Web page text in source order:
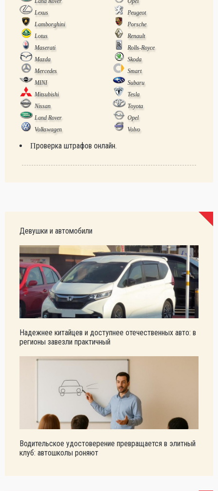
Lexus
Peugeot
Lamborghini
Porsche
Lotus
Renault
Maserati
Rolls-Royce
Mazda
Skoda
Mercedes
Smart
MINI
Subaru
Mitsubishi
Tesla
Nissan
Toyota
Land Rover
Opel
Volkswagen
Volvo
Проверка штрафов онлайн.
Девушки и автомобили
Надежнее китайцев и доступнее отечественных авто: в
регионы завезли практичный
Водительское удостоверение превращается в элитный
клуб: автошколы роняют